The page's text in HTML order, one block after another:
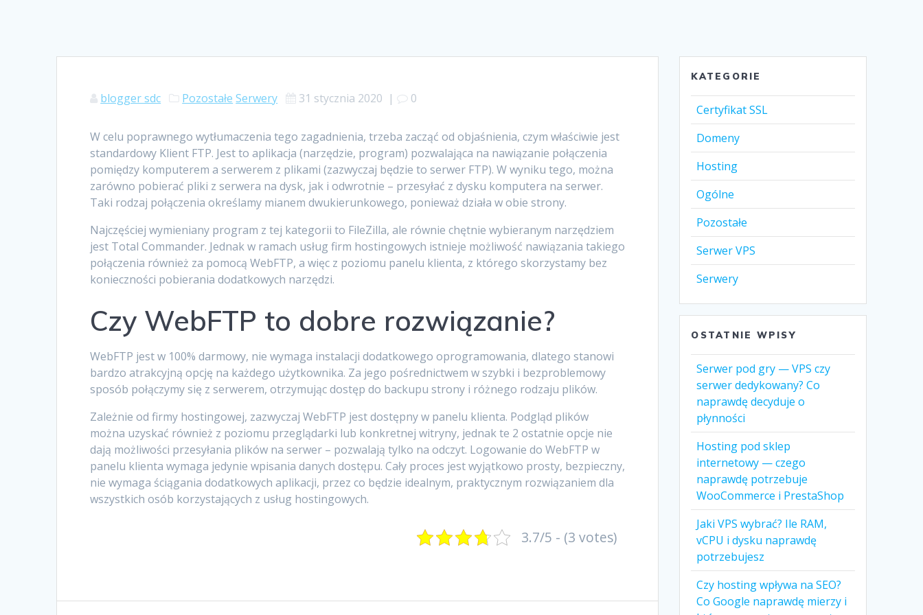
blogger sdc Pozostałe Serwery 31 stycznia 2020 | 0
W celu poprawnego wytłumaczenia tego zagadnienia, trzeba zacząć od objaśnienia, czym właściwie jest
standardowy Klient FTP. Jest to aplikacja (narzędzie, program) pozwalająca na nawiązanie połączenia
pomiędzy komputerem a serwerem z plikami (zazwyczaj będzie to serwer FTP). W wyniku tego, można
zarówno pobierać pliki z serwera na dysk, jak i odwrotnie – przesyłać z dysku komputera na serwer.
Taki rodzaj połączenia określamy mianem dwukierunkowego, ponieważ działa w obie strony.
Najczęściej wymieniany program z tej kategorii to FileZilla, ale równie chętnie wybieranym narzędziem
jest Total Commander. Jednak w ramach usług firm hostingowych istnieje możliwość nawiązania takiego
połączenia również za pomocą WebFTP, a więc z poziomu panelu klienta, z którego skorzystamy bez
konieczności pobierania dodatkowych narzędzi.
Czy WebFTP to dobre rozwiązanie?
WebFTP jest w 100% darmowy, nie wymaga instalacji dodatkowego oprogramowania, dlatego stanowi
bardzo atrakcyjną opcję na każdego użytkownika. Za jego pośrednictwem w szybki i bezproblemowy
sposób połączymy się z serwerem, otrzymując dostęp do backupu strony i różnego rodzaju plików.
Zależnie od firmy hostingowej, zazwyczaj WebFTP jest dostępny w panelu klienta. Podgląd plików
można uzyskać również z poziomu przeglądarki lub konkretnej witryny, jednak te 2 ostatnie opcje nie
dają możliwości przesyłania plików na serwer – pozwalają tylko na odczyt. Logowanie do WebFTP w
panelu klienta wymaga jedynie wpisania danych dostępu. Cały proces jest wyjątkowo prosty, bezpieczny,
nie wymaga ściągania dodatkowych aplikacji, przez co będzie idealnym, praktycznym rozwiązaniem dla
wszystkich osób korzystających z usług hostingowych.
3.7/5 - (3 votes)
KATEGORIE
Certyfikat SSL
Domeny
Hosting
Ogólne
Pozostałe
Serwer VPS
Serwery
OSTATNIE WPISY
Serwer pod gry — VPS czy
serwer dedykowany? Co
naprawdę decyduje o
płynności
Hosting pod sklep
internetowy — czego
naprawdę potrzebuje
WooCommerce i PrestaShop
Jaki VPS wybrać? Ile RAM,
vCPU i dysku naprawdę
potrzebujesz
Czy hosting wpływa na SEO?
Co Google naprawdę mierzy i